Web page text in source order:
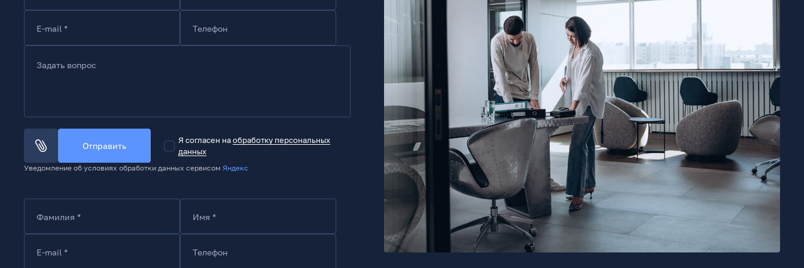
E-mail * Телефон
Задать вопрос
Отправить
Я согласен наобработку персональных
данных
Уведомление об условиях обработки данных сервисом Яндекс
Фамилия * Имя *
E-mail * Телефон